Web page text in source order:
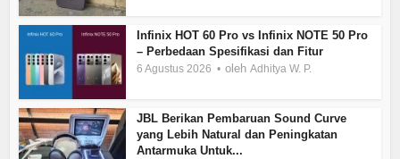
Infinix HOT 60 Pro vs Infinix NOTE 50 Pro
– Perbedaan Spesifikasi dan Fitur
6 Agustus 2026 olehAdhitya W. P.
JBL Berikan Pembaruan Sound Curve
yang Lebih Natural dan Peningkatan
Antarmuka Untuk...